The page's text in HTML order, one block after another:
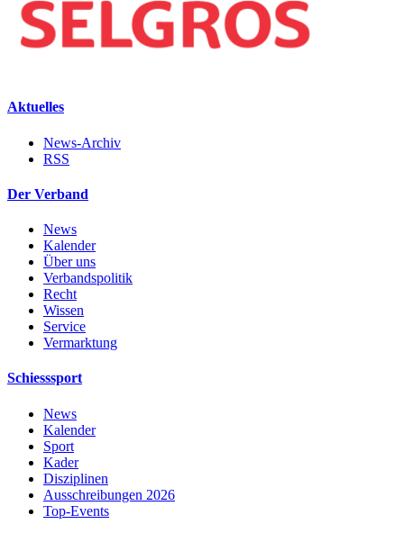
Aktuelles
News-Archiv
RSS
Der Verband
News
Kalender
Über uns
Verbandspolitik
Recht
Wissen
Service
Vermarktung
Schiesssport
News
Kalender
Sport
Kader
Disziplinen
Ausschreibungen 2026
Top-Events